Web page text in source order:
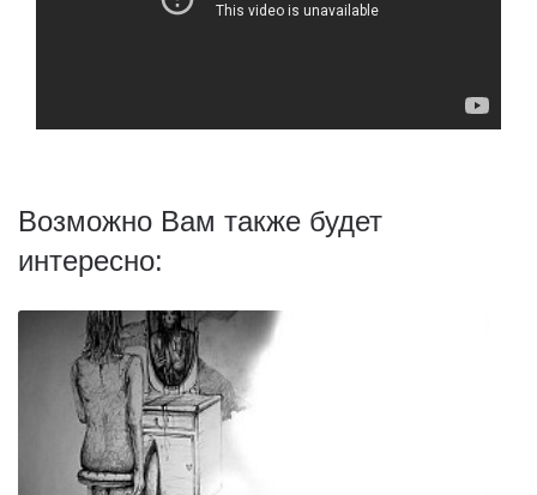
Возможно Вам также будет
интересно: